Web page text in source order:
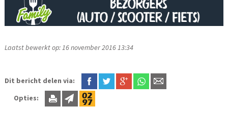
Laatst bewerkt op: 16 november 2016 13:34
Dit bericht delen via:
Opties: